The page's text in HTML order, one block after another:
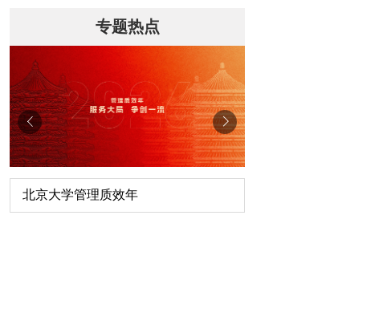
专题热点
北京大学管理质效年